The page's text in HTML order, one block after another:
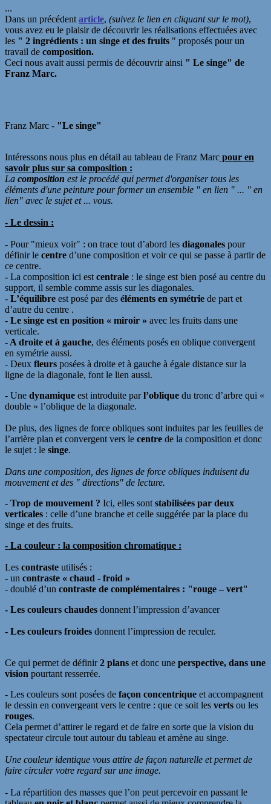
...
Dans un précédent article, (suivez le lien en cliquant sur le mot),
vous avez eu le plaisir de découvrir les réalisations effectuées avec
les " 2 ingrédients : un singe et des fruits " proposés pour un
travail de composition.
Ceci nous avait aussi permis de découvrir ainsi " Le singe" de
Franz Marc.
Franz Marc - "Le singe"
Intéressons nous plus en détail au tableau de Franz Marc pour en
savoir plus sur sa composition :
La composition est le procédé qui permet d'organiser tous les
éléments d'une peinture pour former un ensemble " en lien " ... " en
lien" avec le sujet et ... vous.
- Le dessin :
- Pour "mieux voir" : on trace tout d’abord les diagonales pour
définir le centre d’une composition et voir ce qui se passe à partir de
ce centre.
- La composition ici est centrale : le singe est bien posé au centre du
support, il semble comme assis sur les diagonales.
- L’équilibre est posé par des éléments en symétrie de part et
d’autre du centre .
- Le singe est en position « miroir » avec les fruits dans une
verticale.
- A droite et à gauche, des éléments posés en oblique convergent
en symétrie aussi.
- Deux fleurs posées à droite et à gauche à égale distance sur la
ligne de la diagonale, font le lien aussi.
- Une dynamique est introduite parl’oblique du tronc d’arbre qui «
double » l’oblique de la diagonale.
De plus, des lignes de force obliques sont induites par les feuilles de
l’arrière plan et convergent vers le centre de la composition et donc
le sujet : le singe.
Dans une composition, des lignes de force obliques induisent du
mouvement et des " directions" de lecture.
- Trop de mouvement ? Ici, elles sont stabilisées par deux
verticales : celle d’une branche et celle suggérée par la place du
singe et des fruits.
- La couleur : la composition chromatique :
Les contraste utilisés :
- un contraste « chaud - froid »
- doublé d’un contraste de complémentaires : "rouge – vert"
- Les couleurs chaudes donnent l’impression d’avancer
- Les couleurs froides donnent l’impression de reculer.
Ce qui permet de définir2 plans et donc une perspective, dans une
vision pourtant resserrée.
- Les couleurs sont posées de façon concentrique et accompagnent
le dessin en convergeant vers le centre : que ce soit les verts ou les
rouges.
Cela permet d’attirer le regard et de faire en sorte que la vision du
spectateur circule tout autour du tableau et amène au singe.
Une couleur identique vous attire de façon naturelle et permet de
faire circuler votre regard sur une image.
- La répartition des masses que l’on peut percevoir en passant le